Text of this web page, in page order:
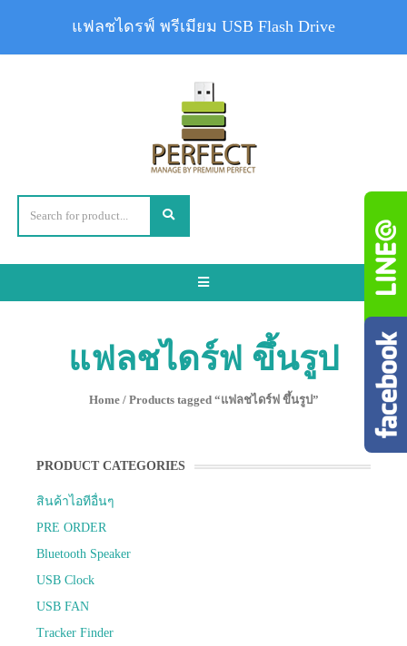
Toggle
แฟลชไดร์ฟ ขึ้นรูป
Home/ Products tagged “แฟลชไดร์ฟ ขึ้นรูป”
PRODUCT CATEGORIES
สินค้าไอทีอื่นๆ
PRE ORDER
Bluetooth Speaker
USB Clock
USB FAN
Tracker Finder
แฟลชไดรฟ์ พรีเมียม USB Flash Drive